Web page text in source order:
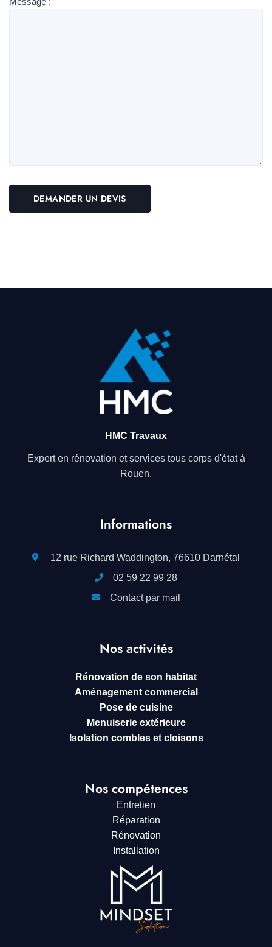
HMC Travaux
Expert en rénovation et services tous corps d'état à
Rouen.
Informations
12 rue Richard Waddington, 76610 Darnétal
02 59 22 99 28
Contact par mail
Nos activités
Rénovation de son habitat
Aménagement commercial
Pose de cuisine
Menuiserie extérieure
Isolation combles et cloisons
Nos compétences
Entretien
Réparation
Rénovation
Installation